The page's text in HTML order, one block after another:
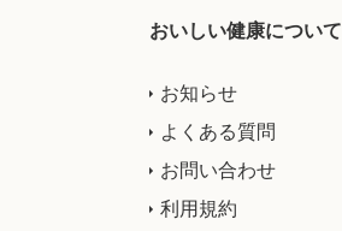
おいしい健康について
お知らせ
よくある質問
お問い合わせ
利用規約